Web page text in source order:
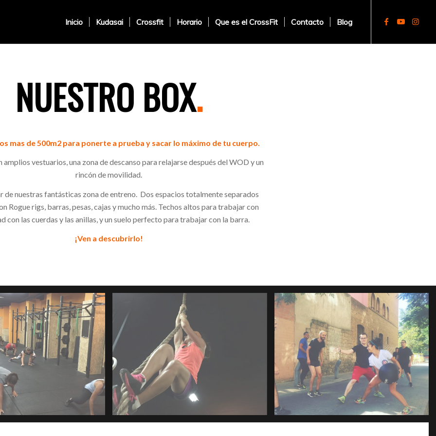
Inicio Kudasai Crossfit Horario Que es el CrossFit Contacto Blog
NUESTRO BOX.
mas de 500m2 para ponerte a prueba y sacar lo máximo de tu cuerpo.
amplios vestuarios, una zona de descanso para relajarsedespués del WOD yun
rincón de movilidad.
denuestras fantásticas zona de entreno. Dos espacios totalmente separados
Roguerigs , barras, pesas, cajas y mucho más. Techos altos para trabajar con
con lascuerdas y las anillas, yun sueloperfecto para trabajar con la barra
¡Ven a descubrirlo!